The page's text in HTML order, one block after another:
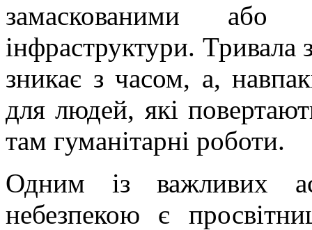
замаскованими або
інфраструктури. Тривала
зникає з часом, а,
для людей, які
там гуманітарні роботи.
Одним із важливих
небезпекою є